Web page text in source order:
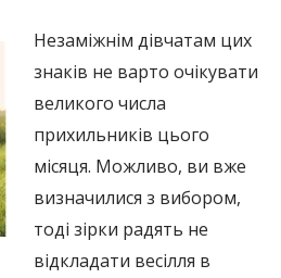
Незаміжнім дівчатам цих
знаків не варто очікувати
великого числа
прихильників цього
місяця. Можливо, ви вже
визначилися з вибором,
тоді зірки радять не
відкладати весілля в